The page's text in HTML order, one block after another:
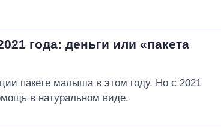
года: деньги или «пакета
пакете малыша в этом году. Но с 2021
в натуральном виде.